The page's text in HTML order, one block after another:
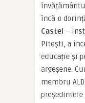
încă o
Castel –
Pitești, a
educație și
argeșene.
membru
președintele